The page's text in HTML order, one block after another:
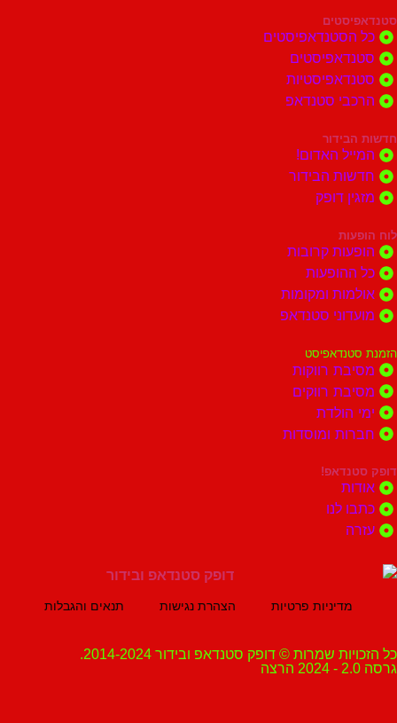
סטנדאפ
האדום!
הבידור
דופק
קרובות
ומקומות
סטנדאפ
רווקות
רווקים
ומוסדות
לנו
מדיניות פרטיות הצהרת נגישות תנאים והגבלות
שמרות © דופק סטנדאפ ובידור 2014-2024.